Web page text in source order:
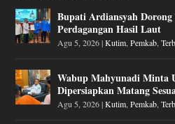
Bupati Ardiansyah
Perdagangan Hasil Laut
Agu 5, 2026|Kutim ,Pemkab ,
Wabup Mahyunadi Minta
Dipersiapkan Matang
Agu 5, 2026|Kutim ,Pemkab ,